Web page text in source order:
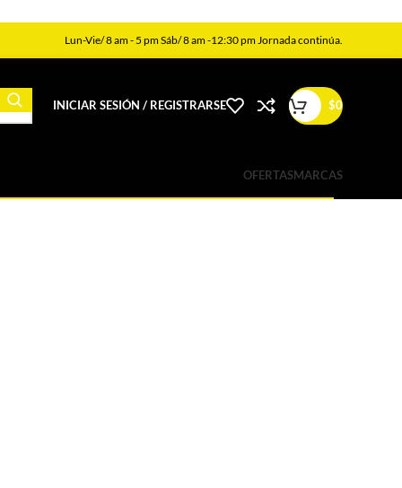
Lun-Vie/ 8 am - 5 pm Sáb/ 8 am -12:30 pm Jornada continúa.
INICIAR SESIÓN / REGISTRARSE $0
OFERTASMARCAS